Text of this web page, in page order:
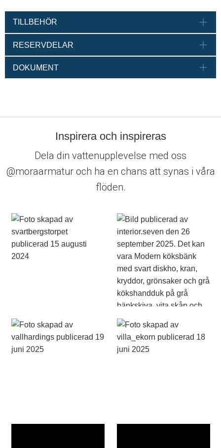
TILLBEHÖR
RESERVDELAR
DOKUMENT
Inspirera och inspireras
Dela din vattenupplevelse med oss
@moraarmatur och ha en chans att synas i våra
flöden.